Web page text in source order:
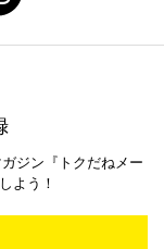
ジン『トクだねメー
よう！